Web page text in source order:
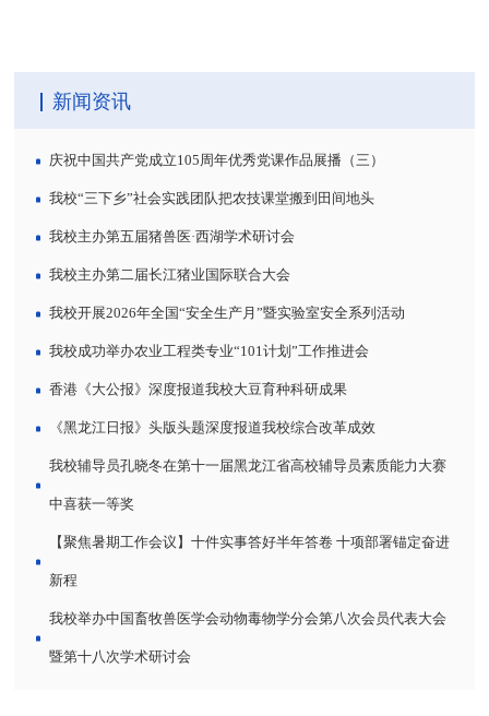
新闻资讯
庆祝中国共产党成立105周年优秀党课作品展播（三）
我校“三下乡”社会实践团队把农技课堂搬到田间地头
我校主办第五届猪兽医·西湖学术研讨会
我校主办第二届长江猪业国际联合大会
我校开展2026年全国“安全生产月”暨实验室安全系列活动
我校成功举办农业工程类专业“101计划”工作推进会
香港《大公报》深度报道我校大豆育种科研成果
《黑龙江日报》头版头题深度报道我校综合改革成效
我校辅导员孔晓冬在第十一届黑龙江省高校辅导员素质能力大赛
中喜获一等奖
【聚焦暑期工作会议】十件实事答好半年答卷 十项部署锚定奋进
新程
我校举办中国畜牧兽医学会动物毒物学分会第八次会员代表大会
暨第十八次学术研讨会